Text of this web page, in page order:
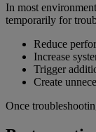
In most
temporarily for
Reduce
Increase
Trigger
Create
Once